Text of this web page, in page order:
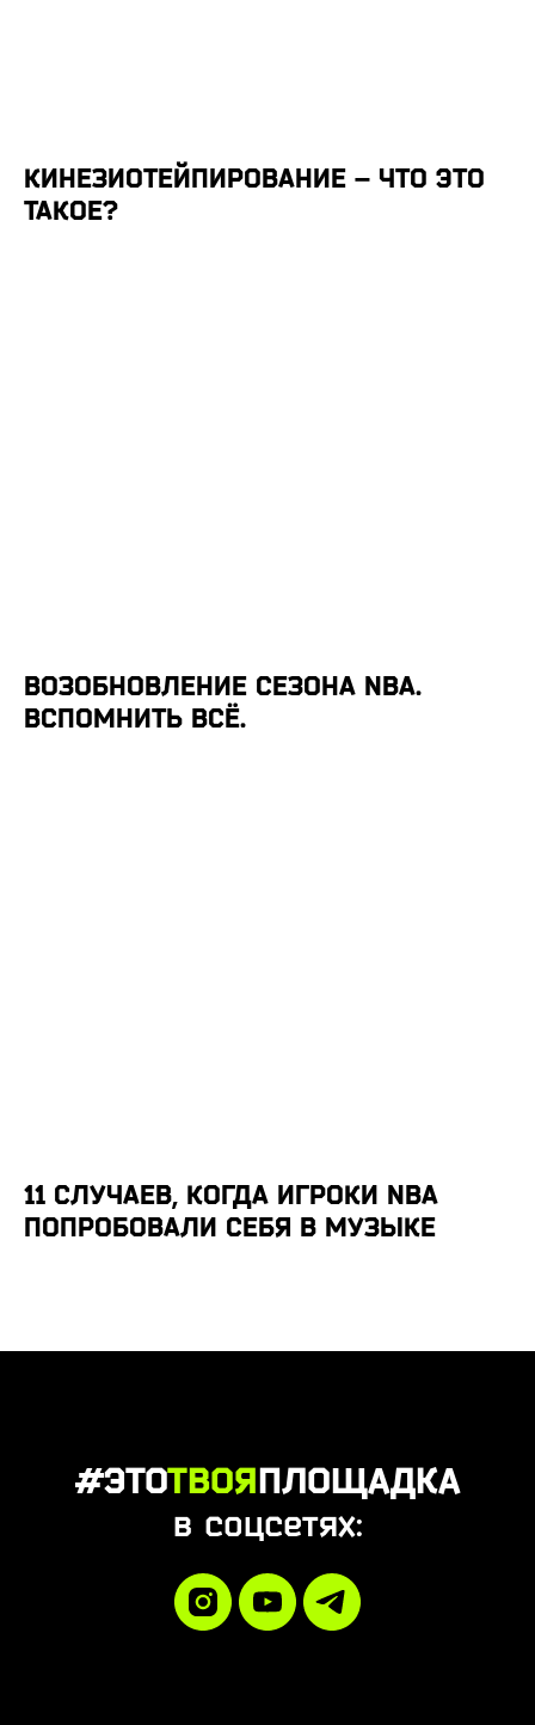
КИНЕЗИОТЕЙПИРОВАНИЕ – ЧТО ЭТО
ТАКОЕ?
ВОЗОБНОВЛЕНИЕ СЕЗОНА NBA.
ВСПОМНИТЬ ВСЁ.
11 СЛУЧАЕВ, КОГДА ИГРОКИ NBA
ПОПРОБОВАЛИ СЕБЯ В МУЗЫКЕ
#ЭТОТВОЯПЛОЩАДКА
в соцсетях: